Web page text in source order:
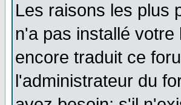
Les raisons les plus
n'a pas installé
encore traduit ce
l'administrateur du